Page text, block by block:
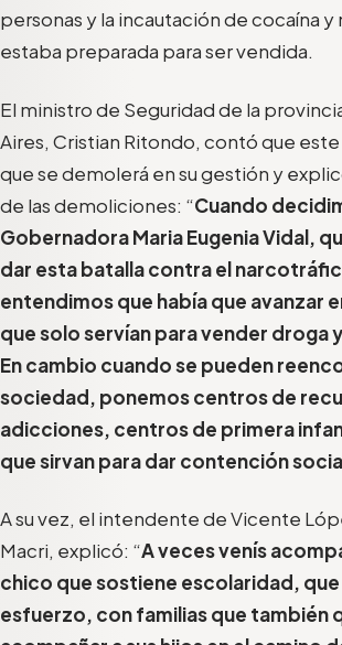
personas y la incautación de cocaína y
estaba preparada para ser vendida.
El ministro de Seguridad de la
Aires, Cristian Ritondo, contó que
que se demolerá en su gestión y
de las demoliciones: “Cuando
Gobernadora Maria Eugenia Vidal,
dar esta batalla contra el
entendimos que había que avanzar
que solo servían para vender droga
En cambio cuando se pueden
sociedad, ponemos centros de
adicciones, centros de primera
que sirvan para dar contención
A su vez, el intendente de Vicente
Macri, explicó: “A veces venís
chico que sostiene escolaridad, que
esfuerzo, con familias que también